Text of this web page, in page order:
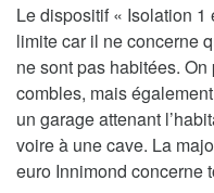
Le dispositif « Isolation
limite car il ne concerne
ne sont pas habitées.
combles, mais
un garage attenant
voire à une cave. La
euro Innimond concerne